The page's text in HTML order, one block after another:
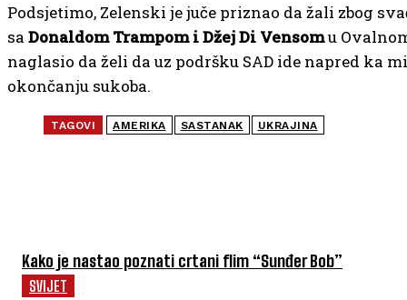
Kako je nastao poznati crtani flim “Sunđer Bob”
SVIJET
Podsjetimo, Zelenski je juče priznao da žali zbog
sa Donaldom Trampom i Džej Di Vensomu
naglasio da želi da uz podršku SAD ide napred ka
okončanju sukoba.
TAGOVI AMERIKA SASTANAK UKRAJINA